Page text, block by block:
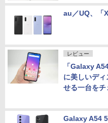
au／UQ、「
レビュー
「Galaxy
に美しいデ
せる一台をチ
Galaxy A54